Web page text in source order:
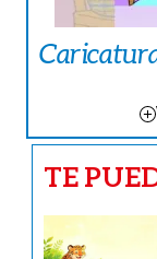
TE